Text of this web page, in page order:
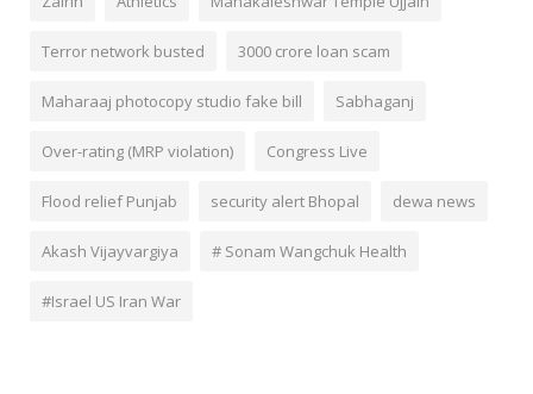
Terror network busted 3000 crore loan scam
Maharaaj photocopy studio fake bill Sabhaganj
Over-rating (MRP violation) Congress Live
Flood relief Punjab security alert Bhopal dewa news
Akash Vijayvargiya # Sonam Wangchuk Health
#Israel US Iran War